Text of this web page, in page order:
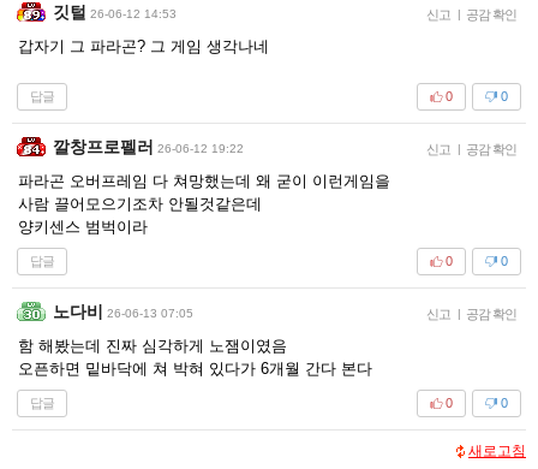
깃털 26-06-12 14:53 신고 | 공감 확인
갑자기 그 파라곤? 그 게임 생각나네
답글 0
0
깔창프로펠러 26-06-12 19:22 신고 | 공감 확인
파라곤 오버프레임 다 쳐망했는데 왜 굳이 이런게임을
사람 끌어모으기조차 안될것같은데
양키센스 범벅이라
답글 0
0
노다비 26-06-13 07:05 신고 | 공감 확인
함 해봤는데 진짜 심각하게 노잼이였음
오픈하면 밑바닥에 쳐 박혀 있다가 6개월 간다 본다
답글 0
0
새로고침